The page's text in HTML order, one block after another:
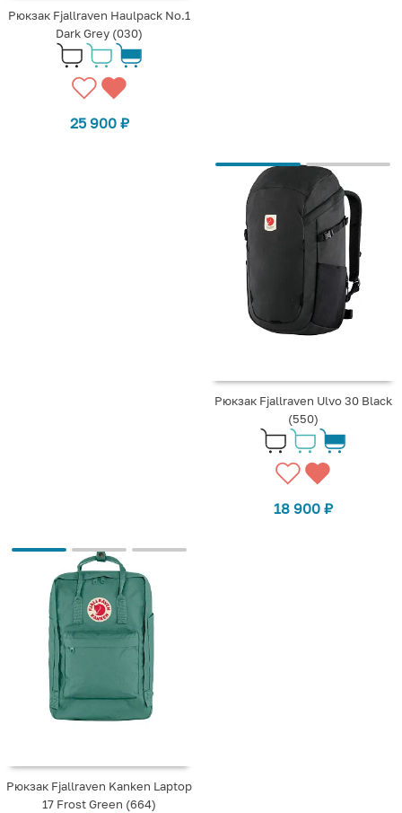
Рюкзак Fjallraven Haulpack No.1
Dark Grey (030)
25 900 ₽
Рюкзак Fjallraven Ulvo 30 Black
(550)
18 900 ₽
Рюкзак Fjallraven Kanken Laptop
17 Frost Green (664)